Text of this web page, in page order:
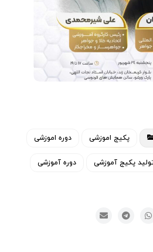
پکیج اموزشی دوره اموزشی
پکیج آموزشی دوره آموزشی